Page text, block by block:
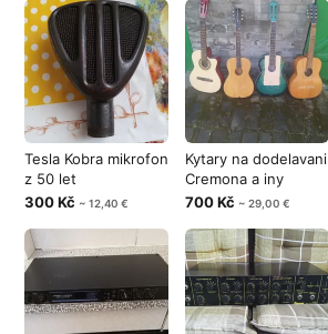
Tesla Kobra mikrofon
z 50 let
300 Kč ~ 12,40 €
Kytary na dodelavani
Cremona a iny
700 Kč ~ 29,00 €